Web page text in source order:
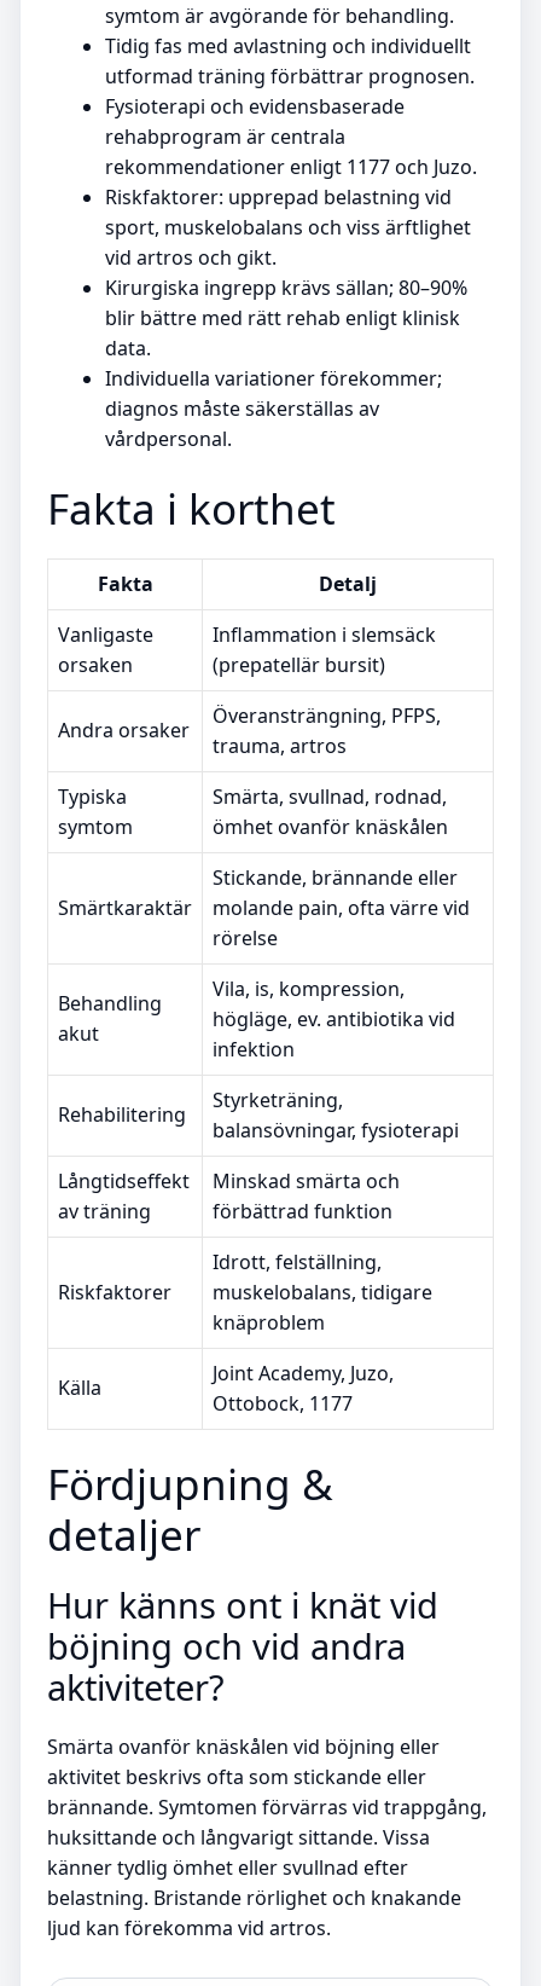
symtom är avgörande för behandling.
Tidig fas med avlastning och individuellt
utformad träning förbättrar prognosen.
Fysioterapi och evidensbaserade
rehabprogram är centrala
rekommendationer enligt 1177 och Juzo.
Riskfaktorer: upprepad belastning vid
sport, muskelobalans och viss ärftlighet
vid artros och gikt.
Kirurgiska ingrepp krävs sällan; 80–90%
blir bättre med rätt rehab enligt klinisk
data.
Individuella variationer förekommer;
diagnos måste säkerställas av
vårdpersonal.
Fakta i korthet
Fakta
Detalj
Vanligaste
orsaken
Inflammation i slemsäck
(prepatellär bursit)
Andra orsaker
Överansträngning, PFPS,
trauma, artros
Typiska
symtom
Smärta, svullnad, rodnad,
ömhet ovanför knäskålen
Smärtkaraktär
Stickande, brännande eller
molande pain, ofta värre vid
rörelse
Behandling
akut
Vila, is, kompression,
högläge, ev. antibiotika vid
infektion
Rehabilitering
Styrketräning,
balansövningar, fysioterapi
Långtidseffekt
av träning
Minskad smärta och
förbättrad funktion
Riskfaktorer
Idrott, felställning,
muskelobalans, tidigare
knäproblem
Källa
Joint Academy, Juzo,
Ottobock, 1177
Fördjupning &
detaljer
Hur känns ont i knät vid
böjning och vid andra
aktiviteter?
Smärta ovanför knäskålen vid böjning eller
aktivitet beskrivs ofta som stickande eller
brännande. Symtomen förvärras vid trappgång,
huksittande och långvarigt sittande. Vissa
känner tydlig ömhet eller svullnad efter
belastning. Bristande rörlighet och knakande
ljud kan förekomma vid artros.